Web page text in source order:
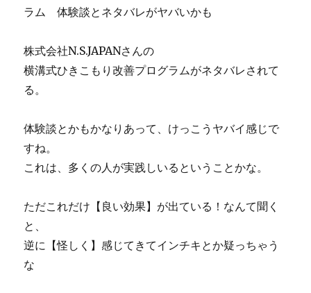
ラム 体験談とネタバレがヤバいかも
株式会社N.S.JAPANさんの
横溝式ひきこもり改善プログラムがネタバレされて
る。
体験談とかもかなりあって、けっこうヤバイ感じで
すね。
これは、多くの人が実践しいるということかな。
ただこれだけ【良い効果】が出ている！なんて聞く
と、
逆に【怪しく】感じてきてインチキとか疑っちゃう
な